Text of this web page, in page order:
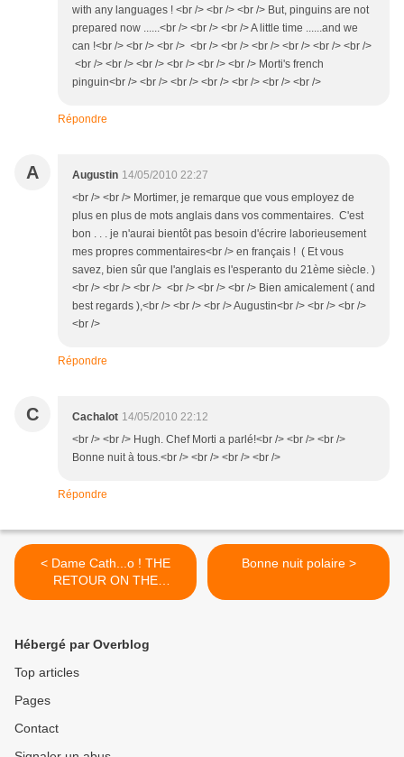
with any languages ! <br /> <br /> <br /> But, pinguins are not
prepared now ......<br /> <br /> <br /> A little time ......and we
can !<br /> <br /> <br /> <br /> <br /> <br /> <br /> <br /> <br />
<br /> <br /> <br /> <br /> <br /> <br /> Morti's french
pinguin<br /> <br /> <br /> <br /> <br /> <br /> <br />
Répondre
A Augustin 14/05/2010 22:27
<br /> <br /> Mortimer, je remarque que vous employez de
plus en plus de mots anglais dans vos commentaires. C'est
bon . . . je n'aurai bientôt pas besoin d'écrire laborieusement
mes propres commentaires<br /> en français ! ( Et vous
savez, bien sûr que l'anglais es l'esperanto du 21ème siècle. )
<br /> <br /> <br /> <br /> <br /> <br /> Bien amicalement ( and
best regards ),<br /> <br /> <br /> Augustin<br /> <br /> <br />
<br />
Répondre
C Cachalot 14/05/2010 22:12
<br /> <br /> Hugh. Chef Morti a parlé!<br /> <br /> <br />
Bonne nuit à tous.<br /> <br /> <br /> <br />
Répondre
< Dame Cath...o ! THE
RETOUR ON THE
BANQUISE !!!!!!
Bonne nuit polaire >
Hébergé par Overblog
Top articles
Pages
Contact